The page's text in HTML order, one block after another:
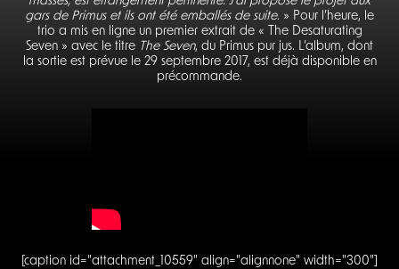
gars de Primus et ils ont été emballés de suite. » Pour l’heure, le
trio a mis en ligne un premier extrait de « The Desaturating
Seven » avec le titre The Seven, du Primus pur jus. L’album, dont
la sortie est prévue le 29 septembre 2017, est déjà disponible en
précommande.
[caption id="attachment_10559" align="alignnone" width="300"]